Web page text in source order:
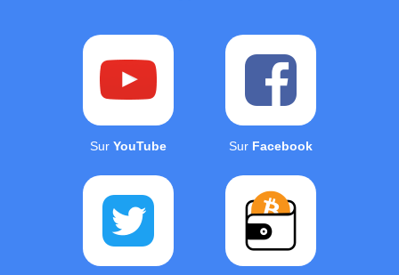
Sur YouTube Sur Facebook